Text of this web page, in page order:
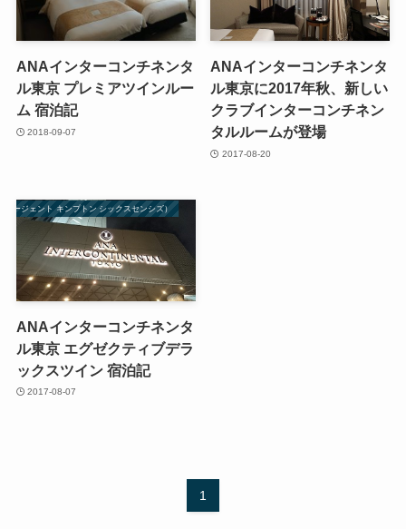
ANAインターコンチネンタ
ル東京 プレミアツインルー
ム 宿泊記
2018-09-07
ANAインターコンチネンタ
ル東京に2017年秋、新しい
クラブインターコンチネン
タルルームが登場
2017-08-20
リージェント キンプトン シックスセンシズ）
ANAインターコンチネンタ
ル東京 エグゼクティブデラ
ックスツイン 宿泊記
2017-08-07
1